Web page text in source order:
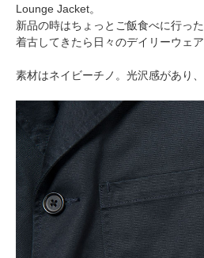
Lounge Jacket。
新品の時はちょっとご飯食べに行っ
着古してきたら日々のデイリーウェア
素材はネイビーチノ。光沢感があり